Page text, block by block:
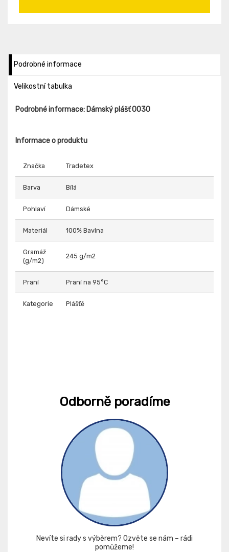
Podrobné informace
Velikostní tabulka
Podrobné informace: Dámský plášť 0030
Informace o produktu
Značka Tradetex
Barva Bílá
Pohlaví Dámské
Materiál 100% Bavlna
Gramáž
(g/m2)
245 g/m2
Praní Praní na 95°C
Kategorie Plášťě
Odborně poradíme
Nevíte si rady s výběrem? Ozvěte se nám – rádi
pomůžeme!